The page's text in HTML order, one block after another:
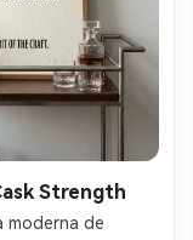
Strength
moderna de